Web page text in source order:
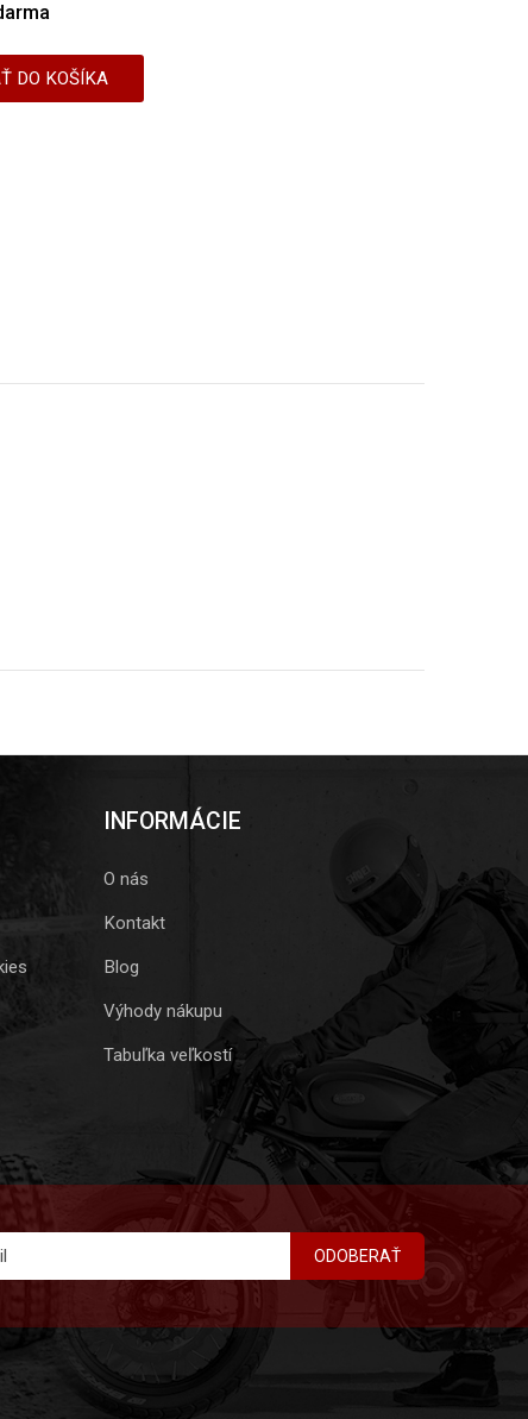
DO KOŠÍKA
INFORMÁCIE
O nás
Kontakt
Blog
Výhody nákupu
Tabuľka veľkostí
ODOBERAŤ